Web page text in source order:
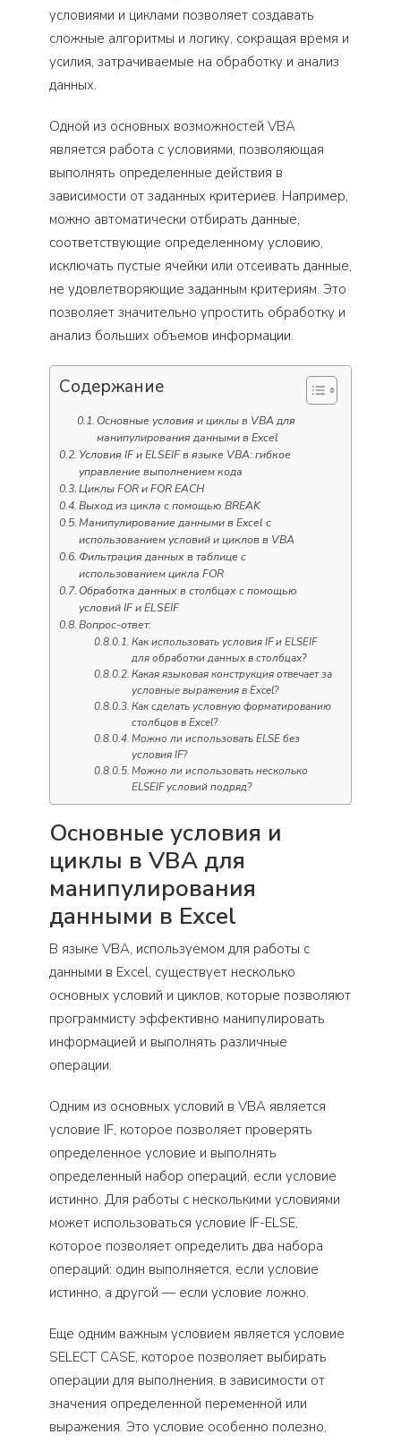
условиями и циклами позволяет создавать
сложные алгоритмы и логику, сокращая время и
усилия, затрачиваемые на обработку и анализ
данных.
Одной из основных возможностей VBA
является работа с условиями, позволяющая
выполнять определенные действия в
зависимости от заданных критериев. Например,
можно автоматически отбирать данные,
соответствующие определенному условию,
исключать пустые ячейки или отсеивать данные,
не удовлетворяющие заданным критериям. Это
позволяет значительно упростить обработку и
анализ больших объемов информации.
Содержание
Основные условия и циклы в VBA для
манипулирования данными в Excel
Условия IF и ELSEIF в языке VBA: гибкое
управление выполнением кода
Циклы FOR и FOR EACH
Выход из цикла с помощью BREAK
Манипулирование данными в Excel с
использованием условий и циклов в VBA
Фильтрация данных в таблице с
использованием цикла FOR
Обработка данных в столбцах с помощью
условий IF и ELSEIF
Вопрос-ответ:
Как использовать условия IF и ELSEIF
для обработки данных в столбцах?
Какая языковая конструкция отвечает за
условные выражения в Excel?
Как сделать условную форматированию
столбцов в Excel?
Можно ли использовать ELSE без
условия IF?
Можно ли использовать несколько
ELSEIF условий подряд?
Основные условия и
циклы в VBA для
манипулирования
данными в Excel
В языке VBA, используемом для работы с
данными в Excel, существует несколько
основных условий и циклов, которые позволяют
программисту эффективно манипулировать
информацией и выполнять различные
операции.
Одним из основных условий в VBA является
условие IF, которое позволяет проверять
определенное условие и выполнять
определенный набор операций, если условие
истинно. Для работы с несколькими условиями
может использоваться условие IF-ELSE,
которое позволяет определить два набора
операций: один выполняется, если условие
истинно, а другой — если условие ложно.
Еще одним важным условием является условие
SELECT CASE, которое позволяет выбирать
операции для выполнения, в зависимости от
значения определенной переменной или
выражения. Это условие особенно полезно,